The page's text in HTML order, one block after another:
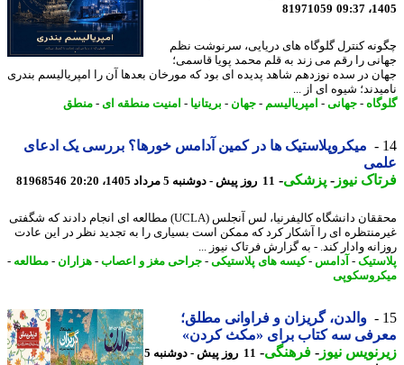
81971059
کنترل گلوگاه های دریایی، سرنوشت نظم
را رقم می زند به قلم محمد پویا قاسمی؛
در سده نوزدهم شاهد پدیده ای بود که مورخان بعدها آن را امپریالیسم بندری
شیوه ای از ...
-جهانی-امپریالیسم-جهان-بریتانیا -امنیت منطقه ای- منطق
میکروپلاستیک ها در کمین آدامس خورها؟ بررسی یک ادعای
نیوز-پزشکی-11 روز پیش - دوشنبه 5 مرداد 1405، 20:20 81968546
محققان دانشگاه کالیفرنیا، لس آنجلس (UCLA) مطالعه ای انجام دادند که شگفتی
ای را آشکار کرد که ممکن است بسیاری را به تجدید نظر در این عادت
وادار کند. - به گزارش فرتاک نیوز ...
-آدامس -کیسه های پلاستیکی-جراحی مغز و اعصاب-هزاران - مطالعه-
والدن، گریزان و فراوانی مطلق؛
سه کتاب برای «مکث کردن»
نیوز-فرهنگی-
11 روز پیش - دوشنبه 5